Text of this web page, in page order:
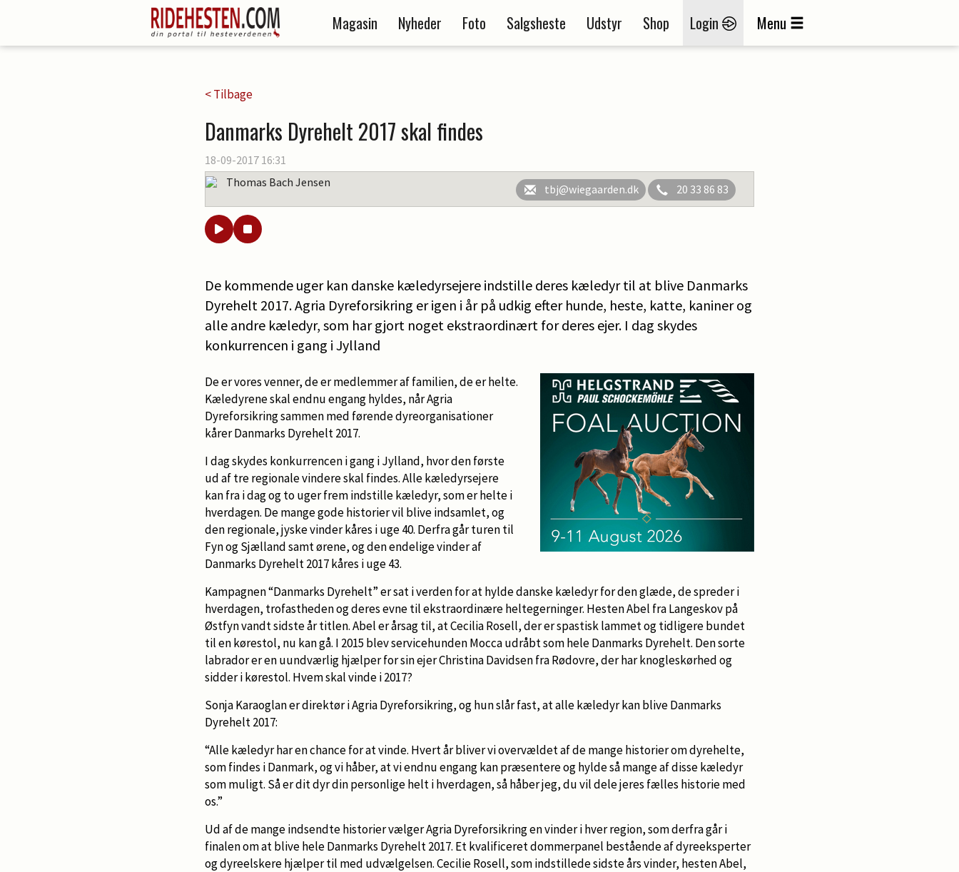
Magasin Nyheder Foto Salgsheste Udstyr Shop Login Menu
< Tilbage
Danmarks Dyrehelt 2017 skal findes
18-09-2017 16:31
Thomas Bach Jensen
tbj@wiegaarden.dk 20 33 86 83
De kommende uger kan danske kæledyrsejere indstille deres kæledyr til at blive Danmarks
Dyrehelt 2017. Agria Dyreforsikring er igen i år på udkig efter hunde, heste, katte, kaniner og
alle andre kæledyr, som har gjort noget ekstraordinært for deres ejer. I dag skydes
konkurrencen i gang i Jylland
De er vores venner, de er medlemmer af familien, de er helte.
Kæledyrene skal endnu engang hyldes, når Agria
Dyreforsikring sammen med førende dyreorganisationer
kårer Danmarks Dyrehelt 2017.
I dag skydes konkurrencen i gang i Jylland, hvor den første
ud af tre regionale vindere skal findes. Alle kæledyrsejere
kan fra i dag og to uger frem indstille kæledyr, som er helte i
hverdagen. De mange gode historier vil blive indsamlet, og
den regionale, jyske vinder kåres i uge 40. Derfra går turen til
Fyn og Sjælland samt ørene, og den endelige vinder af
Danmarks Dyrehelt 2017 kåres i uge 43.
Kampagnen “Danmarks Dyrehelt” er sat i verden for at hylde danske kæledyr for den glæde, de spreder i
hverdagen, trofastheden og deres evne til ekstraordinære heltegerninger. Hesten Abel fra Langeskov på
Østfyn vandt sidste år titlen. Abel er årsag til, at Cecilia Rosell, der er spastisk lammet og tidligere bundet
til en kørestol, nu kan gå. I 2015 blev servicehunden Mocca udråbt som hele Danmarks Dyrehelt. Den sorte
labrador er en uundværlig hjælper for sin ejer Christina Davidsen fra Rødovre, der har knogleskørhed og
sidder i kørestol. Hvem skal vinde i 2017?
Sonja Karaoglan er direktør i Agria Dyreforsikring, og hun slår fast, at alle kæledyr kan blive Danmarks
Dyrehelt 2017:
“Alle kæledyr har en chance for at vinde. Hvert år bliver vi overvældet af de mange historier om dyrehelte,
som findes i Danmark, og vi håber, at vi endnu engang kan præsentere og hylde så mange af disse kæledyr
som muligt. Så er dit dyr din personlige helt i hverdagen, så håber jeg, du vil dele jeres fælles historie med
os.”
Ud af de mange indsendte historier vælger Agria Dyreforsikring en vinder i hver region, som derfra går i
finalen om at blive hele Danmarks Dyrehelt 2017. Et kvalificeret dommerpanel bestående af dyreeksperter
og dyreelskere hjælper til med udvælgelsen. Cecilie Rosell, som indstillede sidste års vinder, hesten Abel,